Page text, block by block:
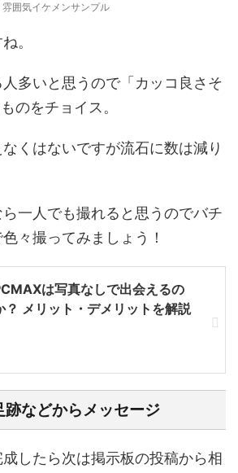
雰囲気イケメンサンプル
。
多いと思うので「カッコ良さそ
のをチョイス。
くはないですが流石に数は減り
一人でも撮れると思うのでバチ
々撮ってみましょう！
は写真なしで出会えるの
？ メリット・デメリットを解説
などからメッセージ
したら次は掲示板の投稿から相